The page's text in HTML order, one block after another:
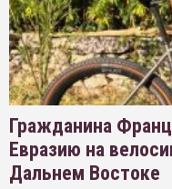
Гражданина
Евразию на
Дальнем Востоке